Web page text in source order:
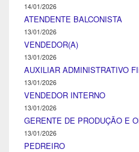
14/01/2026
ATENDENTE BALCONISTA
13/01/2026
VENDEDOR(A)
13/01/2026
AUXILIAR ADMINISTRATIVO
13/01/2026
VENDEDOR INTERNO
13/01/2026
GERENTE DE PRODUÇÃO E
13/01/2026
PEDREIRO